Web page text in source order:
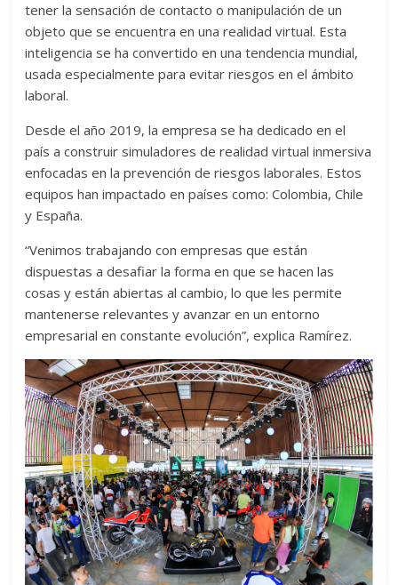
tener la sensación de contacto o manipulación de un
objeto que se encuentra en una realidad virtual. Esta
inteligencia se ha convertido en una tendencia mundial,
usada especialmente para evitar riesgos en el ámbito
laboral.
Desde el año 2019, la empresa se ha dedicado en el
país a construir simuladores de realidad virtual inmersiva
enfocadas en la prevención de riesgos laborales. Estos
equipos han impactado en países como: Colombia, Chile
y España.
“Venimos trabajando con empresas que están
dispuestas a desafiar la forma en que se hacen las
cosas y están abiertas al cambio, lo que les permite
mantenerse relevantes y avanzar en un entorno
empresarial en constante evolución”, explica Ramírez.